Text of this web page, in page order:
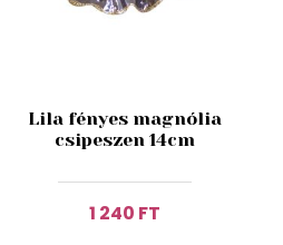
Lila fényes magnólia
csipeszen 14cm
1 240 FT